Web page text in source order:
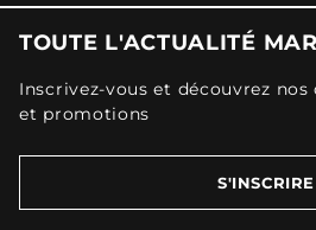
TOUTE L'ACTUALITÉ
Inscrivez-vous et découvrez
et promotions
S'INSCRIRE